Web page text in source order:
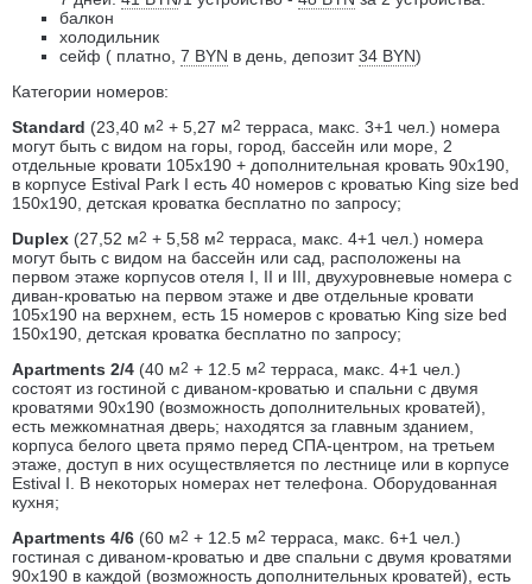
балкон
холодильник
сейф ( платно, 7 BYN в день, депозит34 BYN)
Категории номеров:
Standard (23,40 м2 + 5,27 м2 терраса, макс. 3+1 чел.) номера
могут быть с видом на горы, город, бассейн или море, 2
отдельные кровати 105x190 + дополнительная кровать 90x190,
в корпусе Estival Park I есть 40 номеров с кроватью King size bed
150х190, детская кроватка бесплатно по запросу;
Duplex (27,52 м2 + 5,58 м2 терраса, макс. 4+1 чел.) номера
могут быть с видом на бассейн или сад, расположены на
первом этаже корпусов отеля I, II и III, двухуровневые номера с
диван-кроватью на первом этаже и две отдельные кровати
105x190 на верхнем, есть 15 номеров с кроватью King size bed
150х190, детская кроватка бесплатно по запросу;
Apartments 2/4 (40 м2 + 12.5 м2 терраса, макс. 4+1 чел.)
состоят из гостиной с диваном-кроватью и спальни с двумя
кроватями 90x190 (возможность дополнительных кроватей),
есть межкомнатная дверь; находятся за главным зданием,
корпуса белого цвета прямо перед СПА-центром, на третьем
этаже, доступ в них осуществляется по лестнице или в корпусе
Estival I. В некоторых номерах нет телефона. Оборудованная
кухня;
Apartments 4/6 (60 м2 + 12.5 м2 терраса, макс. 6+1 чел.)
гостиная с диваном-кроватью и две спальни с двумя кроватями
90x190 в каждой (возможность дополнительных кроватей), есть